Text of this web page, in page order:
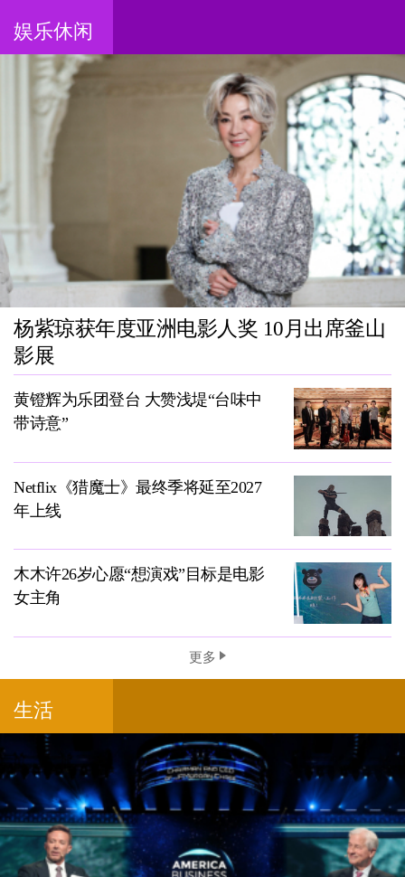
娱乐休闲
杨紫琼获年度亚洲电影人奖 10月出席釜山
影展
黄镫辉为乐团登台 大赞浅堤“台味中
带诗意”
Netflix《猎魔士》最终季将延至2027
年上线
木木许26岁心愿“想演戏”目标是电影
女主角
更多
生活